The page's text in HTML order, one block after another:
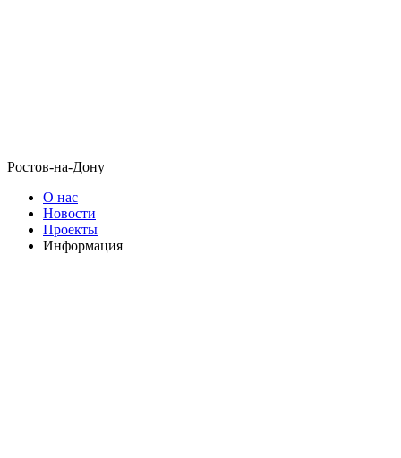
Ростов-на-Дону
О нас
Новости
Проекты
Информация